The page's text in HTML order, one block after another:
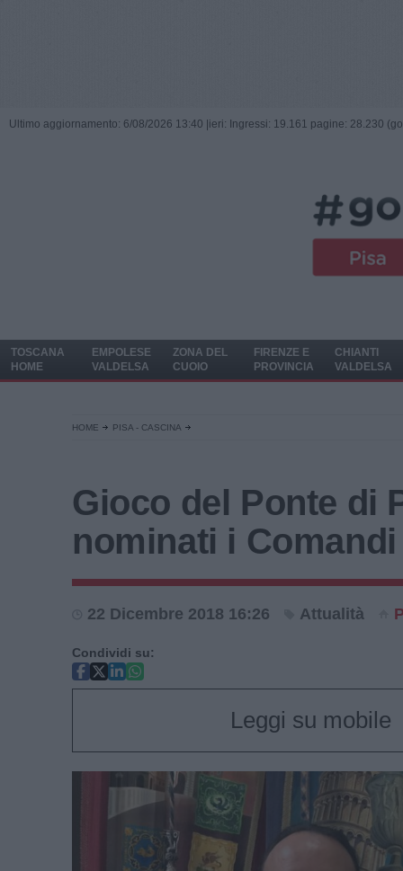
Ultimo aggiornamento: 6/08/2026 13:40 | ieri: Ingressi: 19.161 pagine: 28.230
TOSCANA
HOME
EMPOLESE
VALDELSA
ZONA DEL
CUOIO
FIRENZE E
PROVINCIA
CHIANTI
VALDELSA
HOME PISA - CASCINA
Gioco del Ponte di
nominati i
22 Dicembre 2018 16:26 Attualità
Condividi su:
Leggi su mobile